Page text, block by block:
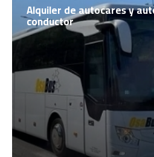
Alquiler de autocares y
conductor